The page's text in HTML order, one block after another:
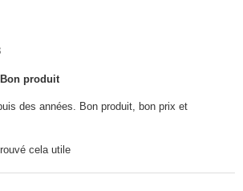
Bon produit
des années. Bon produit, bon prix et
cela utile